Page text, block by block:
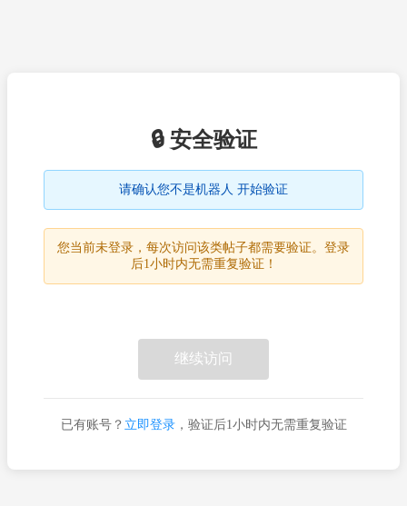
🔒 安全验证
请确认您不是机器人 开始验证
您当前未登录，每次访问该类帖子都需要验证。登录
后1小时内无需重复验证！
继续访问
已有账号？ 立即登录，验证后1小时内无需重复验证